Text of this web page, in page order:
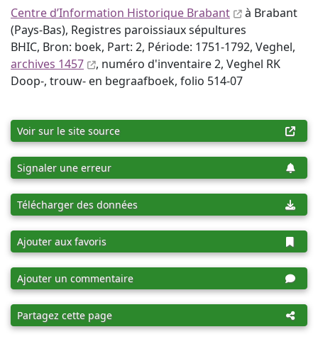
Centre d’Information Historique Brabant
à Brabant
(Pays-Bas), Registres paroissiaux sépultures
BHIC, Bron: boek, Part: 2, Période: 1751-1792, Veghel,
archives 1457
, numéro d'inventaire 2, Veghel RK
Doop-, trouw- en begraafboek, folio 514-07
Voir sur le site source
Signaler une erreur
Télécharger des données
Ajouter aux favoris
Ajouter un commentaire
Partagez cette page